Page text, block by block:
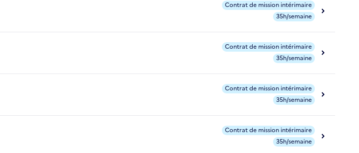
Contrat de mission intérimaire
35h/semaine
Contrat de mission intérimaire
35h/semaine
Contrat de mission intérimaire
35h/semaine
Contrat de mission intérimaire
35h/semaine